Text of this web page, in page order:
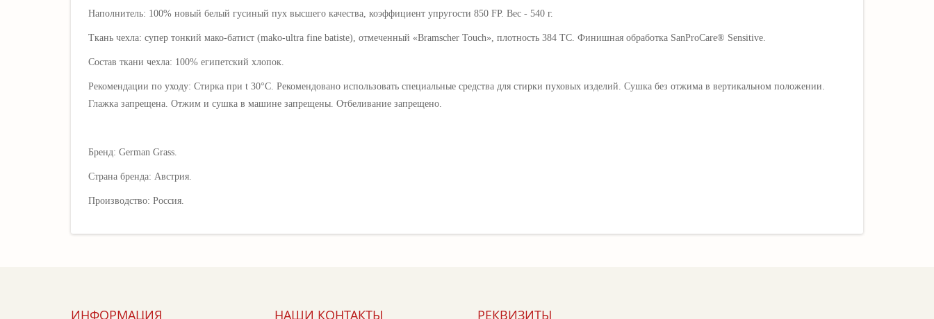
Наполнитель: 100% новый белый гусиный пух высшего качества, коэффициент упругости 850 FP. Вес - 540 г.
Ткань чехла: супер тонкий мако-батист (mako-ultra fine batiste) , отмеченный «Bramscher Touch», плотность 384 ТС. Финишная обработка SanProCare® Sensitive.
Состав ткани чехла: 100% египетский хлопок
Рекомендации по уходу: Стирка при t 30°C. Рекомендовано использовать специальные средства для стирки пуховых изделий. Сушка без отжима в вертикальном положении.
Глажка запрещена. Отжим и сушка в машине запрещены. Отбеливание запрещено.
Бренд: German Grass.
Страна бренда: Австрия.
Производство: Россия.
ИНФОРМАЦИЯ НАШИ КОНТАКТЫ РЕКВИЗИТЫ